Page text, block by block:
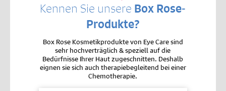
Kennen Sie unsere Box Rose-
Produkte?
Box Rose Kosmetikprodukte von Eye Care sind
sehr hochverträglich & speziell auf die
Bedürfnisse Ihrer Haut zugeschnitten. Deshalb
eignen sie sich auch therapiebegleitend bei einer
Chemotherapie.